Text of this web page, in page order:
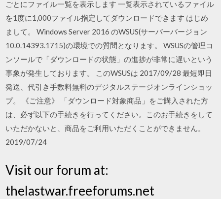
ごとにファイル一覧を表示します 一覧表示されているファイル
を1度に1,000ファイル指定してダウンロードできます はじめ
まして。 Windows Server 2016 のWSUS(サーバーバージョン
10.0.14393.1715)の環境での質問となります。 WSUSの管理コ
ンソールで「ダウンロードの状態」の進捗が非常に遅いという
事象が発生しております。 このWSUSは 2017/09/28 最短即日
発送、代引き手数料無料のデジタルステージオンラインショッ
プ。 《ご注意》 「ダウンロード対象商品」をご購入された方
は、必ず以下の手続きを行ってください。このお手続きをして
いただかないと、商品をご利用いただくことができません。
2019/07/24
Visit our forum at:
thelastwar.freeforums.net